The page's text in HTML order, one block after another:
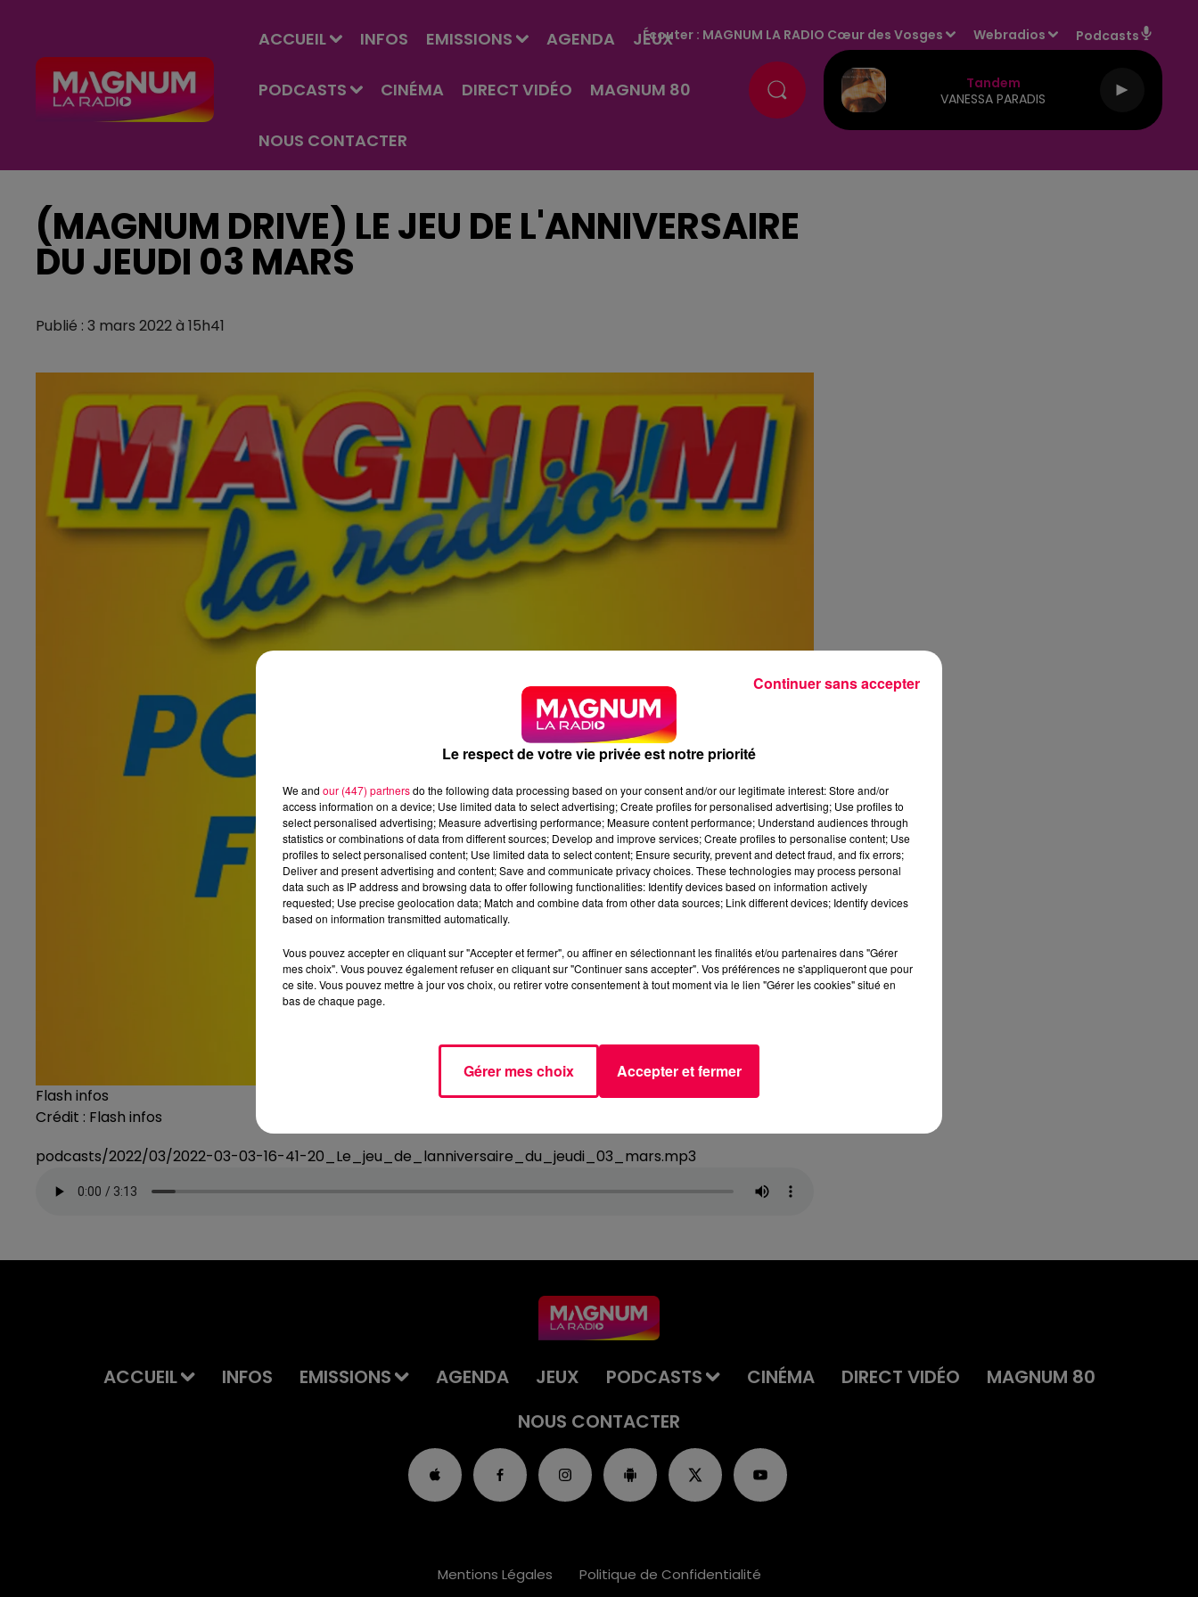
ACCUEIL INFOS EMISSIONS AGENDA JEUX
PODCASTS CINÉMA DIRECT VIDÉO MAGNUM 80
NOUS CONTACTER
Écouter : MAGNUM LA RADIO Cœur des Vosges Webradios Podcasts
Tandem
VANESSA PARADIS
(MAGNUM DRIVE) LE JEU DE L'ANNIVERSAIRE
DU JEUDI 03 MARS
Publié : 3 mars 2022 à 15h41
Flash infos
Crédit : Flash infos
podcasts/2022/03/2022-03-03-16-41-20_Le_jeu_de_lanniversaire_du_jeudi_03_mars.mp3
ACCUEIL INFOS EMISSIONS AGENDA JEUX PODCASTS CINÉMA DIRECT VIDÉO
MAGNUM 80
NOUS CONTACTER
Mentions Légales Politique de Confidentialité
Le respect de votre vie privée est notre priorité
We and our (447) partnersdo the following data processing based on your consent and/or our legitimate interest: Store and/or
access information on a device; Use limited data to select advertising; Create profiles for personalised advertising; Use profiles to
select personalised advertising; Measure advertising performance; Measure content performance; Understand audiences through
statistics or combinations of data from different sources; Develop and improve services; Create profiles to personalise content; Use
profiles to select personalised content; Use limited data to select content; Ensure security, prevent and detect fraud, and fix errors;
Deliver and present advertising and content; Save and communicate privacy choices. These technologies may process personal
data such as IP address and browsing data to offer following functionalities: Identify devices based on information actively
requested; Use precise geolocation data; Match and combine data from other data sources; Link different devices; Identify devices
based on information transmitted automatically.
Vous pouvez accepter en cliquant sur "Accepter et fermer", ou affiner en sélectionnant les finalités et/ou partenaires dans "Gérer
mes choix". Vous pouvez également refuser en cliquant sur "Continuer sans accepter". Vos préférences ne s'appliqueront que pour
ce site. Vous pouvez mettre à jour vos choix, ou retirer votre consentement à tout moment via le lien "Gérer les cookies" situé en
bas de chaque page.
Gérer mes choix Accepter et fermer
Continuer sans accepter